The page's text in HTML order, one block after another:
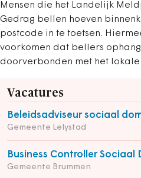
Mensen die het Landelijk
Gedrag bellen hoeven
postcode in te toetsen.
voorkomen dat bellers
doorverbonden met het
Vacatures
Beleidsadviseur sociaal
Gemeente Lelystad
Business Controller Sociaal
Gemeente Brummen